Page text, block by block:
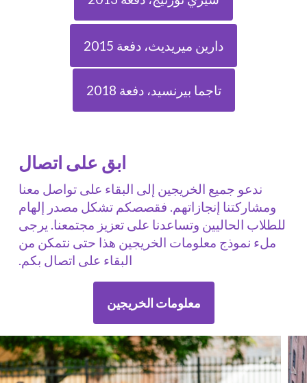
دارين ميريديث، دفعة 2015
تاجما بيرنسيد، دفعة 2018
ابق على اتصال
ندعو جميع الخريجين إلى البقاء على تواصل معنا
ومشاركتنا إنجازاتهم. فقصصكم تشكل مصدر إلهام
للطلاب الحاليين وتساعدنا على تعزيز مجتمعنا. يرجى
ملء نموذج معلومات الخريجين هذا حتى نتمكن من
البقاء على اتصال بكم.
معلومات الخريجين